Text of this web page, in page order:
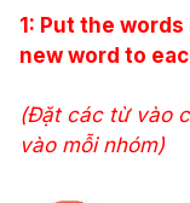
1: Put the
new word to
(Đặt các từ vào
vào mỗi nhóm)